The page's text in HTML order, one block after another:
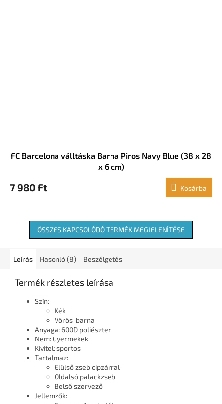
FC Barcelona válltáska Barna Piros Navy Blue (38 x 28
x 6 cm)
7 980 Ft Kosárba
ÖSSZES KAPCSOLÓDÓ TERMÉK MEGJELENÍTÉSE
Leírás Hasonló (8) Beszélgetés
Termék részletes leírása
Szín:
Kék
Vörös-barna
Anyaga: 600D poliészter
Nem: Gyermekek
Kivitel: sportos
Tartalmaz:
Elülső zseb cipzárral
Oldalsó palackzseb
Belső szervező
Jellemzők: